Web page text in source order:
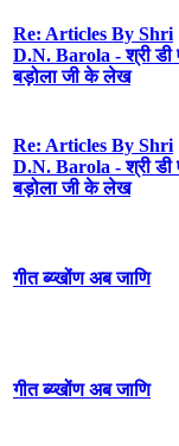
Re: Articles By Shri
D.N. Barola - श्री डी
बड़ोला जी के लेख
Re: Articles By Shri
D.N. Barola - श्री डी
बड़ोला जी के लेख
गीत ब्य्खोंण अब जाणि
गीत ब्य्खोंण अब जाणि